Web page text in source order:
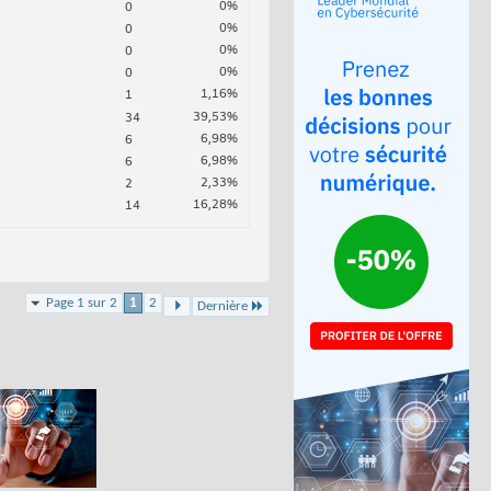
0
0%
0
0%
0
0%
0
0%
1
1,16%
34
39,53%
6
6,98%
6
6,98%
2
2,33%
14
16,28%
Page 1 sur 2 1 2 Dernière